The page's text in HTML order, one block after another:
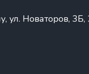
ул. Новаторов, 3Б,